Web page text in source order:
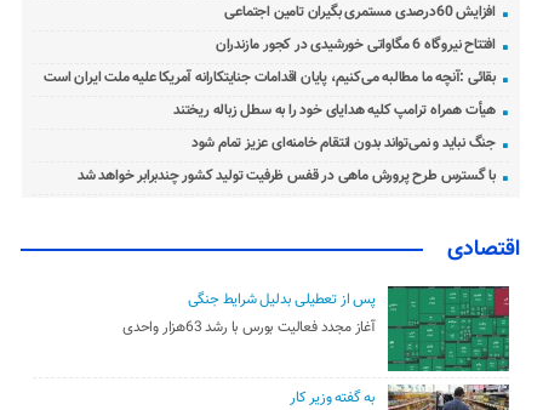
افزایش 60درصدی مستمری بگیران تامین اجتماعی
افتتاح نیروگاه 6 مگاواتی خورشیدی در کجور مازندران
بقائی :آنچه ما مطالبه می‌کنیم، پایان اقدامات جنایتکارانه آمریکا علیه ملت ایران است
هیأت همراه ترامپ کلیه هدایای خود را به سطل زباله ریختند
جنگ نباید و نمی‌تواند بدون انتقام خامنه‌ای عزیز تمام شود
با گسترس طرح پرورش ماهی در قفس ظرفیت تولید کشور چندبرابر خواهد شد
اقتصادی
پس از تعطیلی بدلیل شرایط جنگی
آغاز مجدد فعالیت بورس با رشد 63هزار واحدی
به گفته وزیر کار